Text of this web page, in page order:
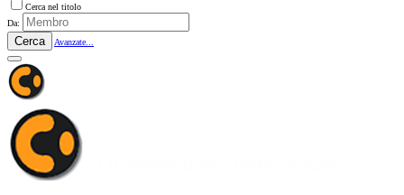
Cerca nel titolo
Da:
Cerca Avanzate...